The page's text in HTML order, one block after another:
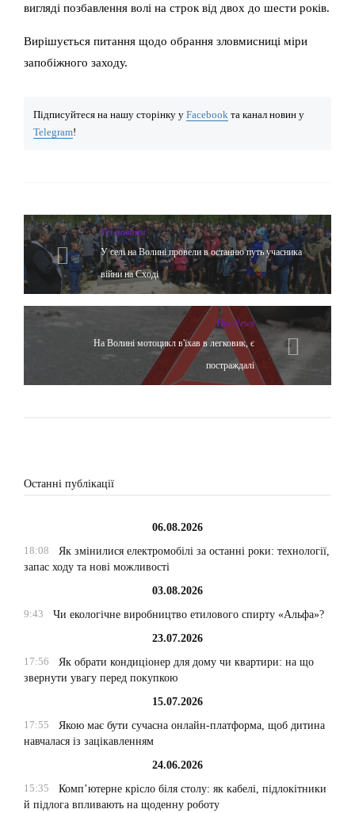
вигляді позбавлення волі на строк від двох до шести років.
Вирішується питання щодо обрання зловмисниці міри
запобіжного заходу.
Підписуйтеся на нашу сторінку у Facebook та канал новин у
Telegram!
Yсі новини
У селі на Волині провели в останню путь учасника
війни на Сході
Hot News
На Волині мотоцикл в'їхав в легковик, є
постраждалі
Останні публікації
06.08.2026
18:08
Як змінилися електромобілі за останні роки: технології,
запас ходу та нові можливості
03.08.2026
9:43
Чи екологічне виробництво етилового спирту «Альфа»?
23.07.2026
17:56
Як обрати кондиціонер для дому чи квартири: на що
звернути увагу перед покупкою
15.07.2026
17:55
Якою має бути сучасна онлайн-платформа, щоб дитина
навчалася із зацікавленням
24.06.2026
15:35
Комп’ютерне крісло біля столу: як кабелі, підлокітники
й підлога впливають на щоденну роботу